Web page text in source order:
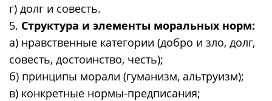
г) долг и совесть.
5. Структура и элементы моральных норм:
а) нравственные категории (добро и зло, долг,
совесть, достоинство, честь);
б) принципы морали (гуманизм, альтруизм);
в) конкретные нормы-предписания;